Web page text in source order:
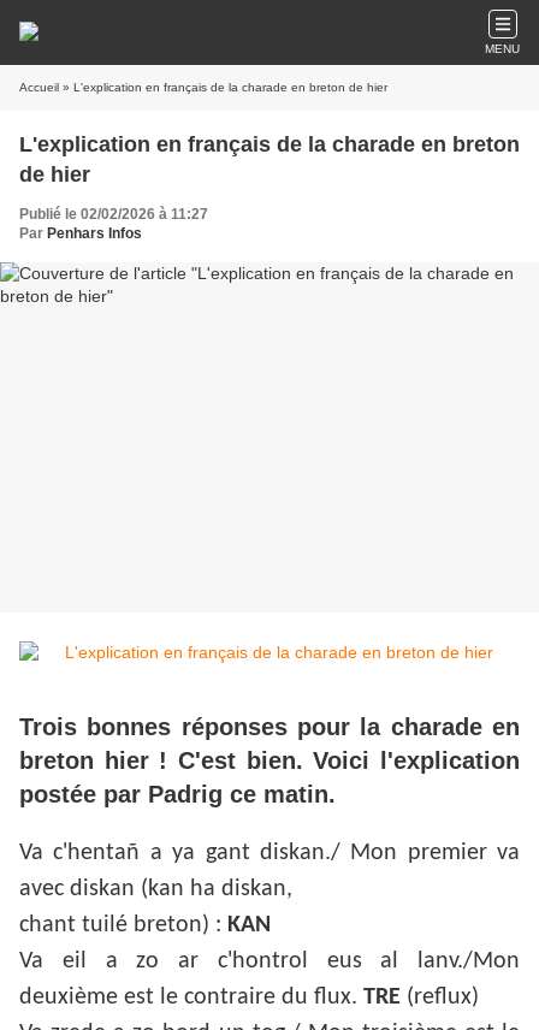
MENU
Accueil » L'explication en français de la charade en breton de hier
L'explication en français de la charade en breton
de hier
Publié le 02/02/2026 à 11:27
Par Penhars Infos
Trois bonnes réponses pour la charade en
breton hier ! C'est bien. Voici l'explication
postée par Padrig ce matin.
Va c'hentañ a ya gant diskan./ Mon premier va
avec diskan (kan ha diskan,
chant tuilé breton) : KAN
Va eil a zo ar c'hontrol eus al lanv./Mon
deuxième est le contraire du flux. TRE (reflux)